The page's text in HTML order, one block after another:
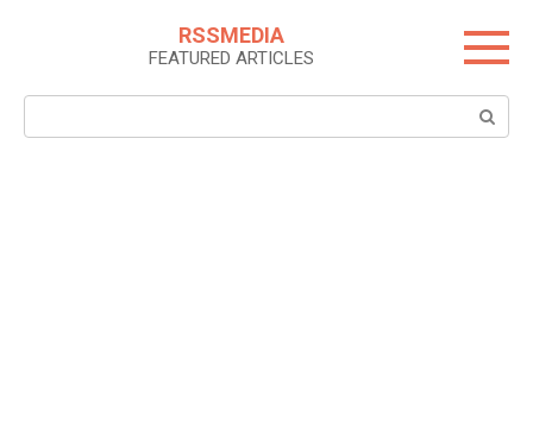
RSSMEDIA
FEATURED ARTICLES
Search: